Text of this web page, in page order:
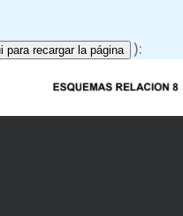
recargar la página ):